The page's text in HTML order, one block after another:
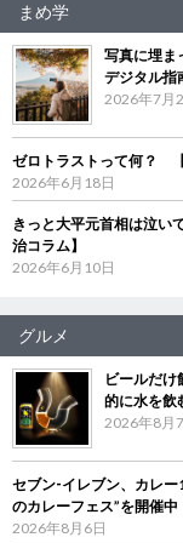
まめ学
写真に埋
デジタル指
2026年7月
ゼロトラストって何？
2026年6月18日
きっと大平元首相は泣い
治コラム】
2026年6月10日
グルメ
ビールだ
的に水を飲
2026年8月
セブン‐イレブン、カレ
のカレーフェス”を開催中
2026年8月6日